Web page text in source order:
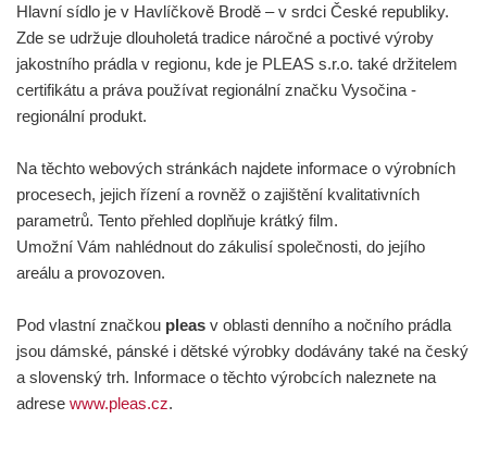
Hlavní sídlo je v Havlíčkově Brodě – v srdci České republiky.
Zde se udržuje dlouholetá tradice náročné a poctivé výroby
jakostního prádla v regionu, kde je PLEAS s.r.o. také držitelem
certifikátu a práva používat regionální značku Vysočina -
regionální produkt.
Na těchto webových stránkách najdete informace o výrobních
procesech, jejich řízení a rovněž o zajištění kvalitativních
parametrů. Tento přehled doplňuje krátký film.
Umožní Vám nahlédnout do zákulisí společnosti, do jejího
areálu a provozoven.
Pod vlastní značkou pleas v oblasti denního a nočního prádla
jsou dámské, pánské i dětské výrobky dodávány také na český
a slovenský trh. Informace o těchto výrobcích naleznete na
adrese www.pleas.cz.